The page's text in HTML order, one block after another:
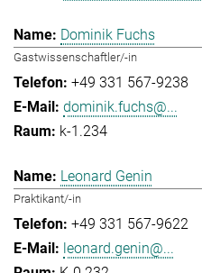
Dominik Fuchs
Gastwissenschaftler/-in
+49 331 567-9238
dominik.fuchs@...
k-1.234
Leonard Genin
Praktikant/-in
+49 331 567-9622
leonard.genin@...